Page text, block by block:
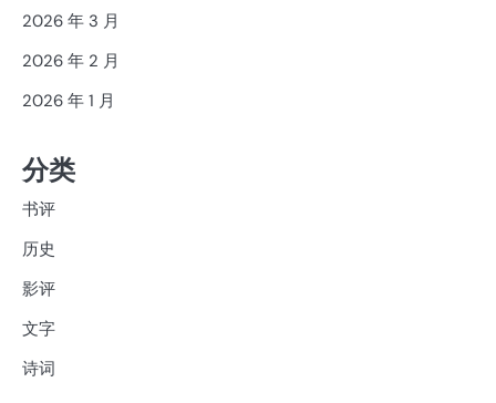
2026 年 3 月
2026 年 2 月
2026 年 1 月
分类
书评
历史
影评
文字
诗词